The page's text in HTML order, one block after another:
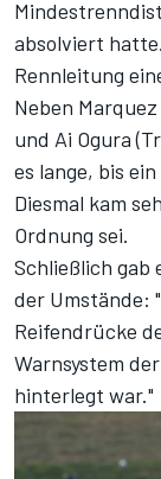
absolviert
Rennleitung
Neben
und Ai Ogura
es lange, bis
Diesmal kam
Ordnung sei.
Schließlich gab
der Umstände:
Reifendrücke
Warnsystem
hinterlegt war."